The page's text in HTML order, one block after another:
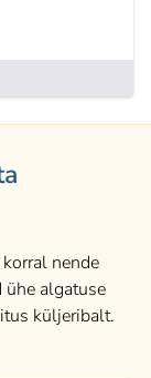
nende
algatuse
küljeribalt.